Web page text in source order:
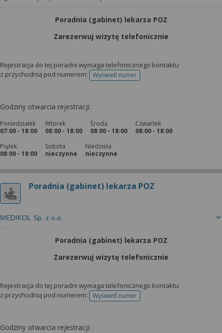
Poradnia (gabinet) lekarza POZ
Zarezerwuj wizytę telefonicznie
Rejestracja do tej poradni wymaga telefonicznego kontaktu
z przychodnią pod numerem:
Wyświetl numertelefonu do rejestracji
Godziny otwarcia rejestracji:
Poniedziałek
07:00 - 18:00
Wtorek
08:00 - 18:00
Środa
08:00 - 18:00
Czwartek
08:00 - 18:00
Piątek
08:00 - 18:00
Sobota
nieczynne
Niedziela
nieczynne
Poradnia (gabinet) lekarza POZ
MEDIKOL Sp. z o.o.
Poradnia (gabinet) lekarza POZ
Zarezerwuj wizytę telefonicznie
Rejestracja do tej poradni wymaga telefonicznego kontaktu
z przychodnią pod numerem:
Wyświetl numertelefonu do rejestracji
Godziny otwarcia rejestracji: